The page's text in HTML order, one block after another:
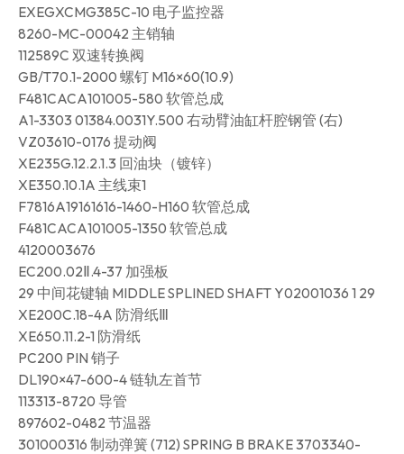
EXEGXCMG385C-10 电子监控器
8260-MC-00042 主销轴
112589C 双速转换阀
GB/T70.1-2000 螺钉 M16×60(10.9)
F481CACA101005-580 软管总成
A1-3303 01384.0031Y.500 右动臂油缸杆腔钢管 (右)
VZ03610-0176 提动阀
XE235G.12.2.1.3 回油块（镀锌）
XE350.10.1A 主线束1
F7816A19161616-1460-H160 软管总成
F481CACA101005-1350 软管总成
4120003676
EC200.02Ⅱ.4-37 加强板
29 中间花键轴 MIDDLE SPLINED SHAFT Y02001036 1 29
XE200C.18-4A 防滑纸Ⅲ
XE650.11.2-1 防滑纸
PC200 PIN 销子
DL190×47-600-4 链轨左首节
113313-8720 导管
897602-0482 节温器
301000316 制动弹簧 (712) SPRING B BRAKE 3703340-